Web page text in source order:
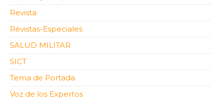
Revista
Revistas-Especiales
SALUD MILITAR
SICT
Tema de Portada
Voz de los Expertos